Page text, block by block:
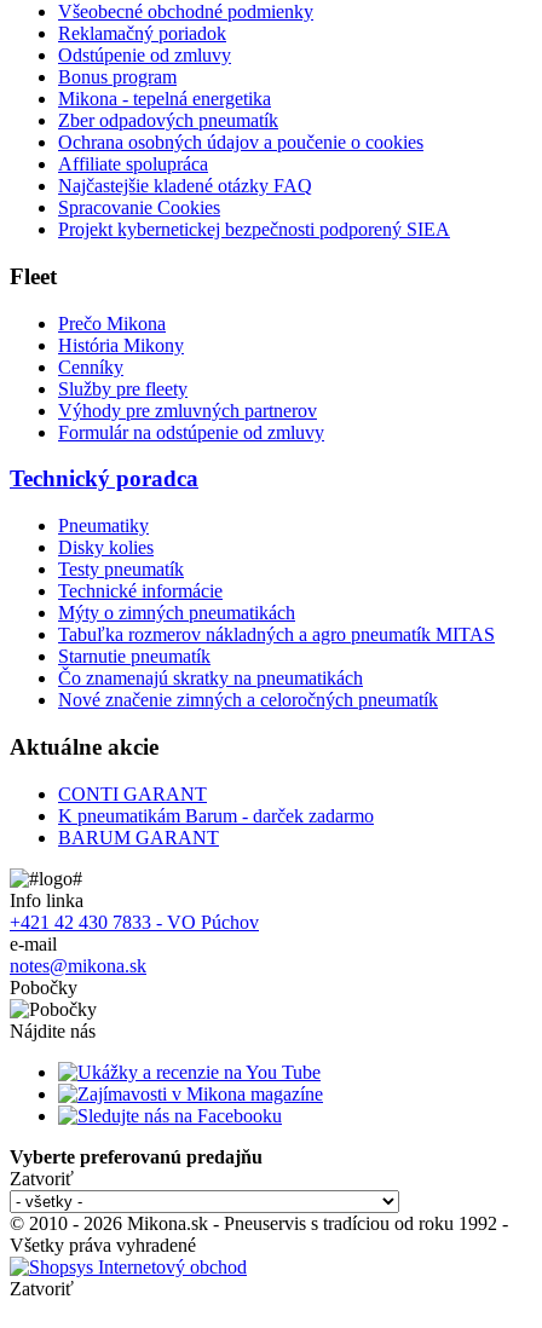
Všeobecné obchodné podmienky
Reklamačný poriadok
Odstúpenie od zmluvy
Bonus program
Mikona - tepelná energetika
Zber odpadových pneumatík
Ochrana osobných údajov a poučenie o cookies
Affiliate spolupráca
Najčastejšie kladené otázky FAQ
Spracovanie Cookies
Projekt kybernetickej bezpečnosti podporený SIEA
Fleet
Prečo Mikona
História Mikony
Cenníky
Služby pre fleety
Výhody pre zmluvných partnerov
Formulár na odstúpenie od zmluvy
Technický poradca
Pneumatiky
Disky kolies
Testy pneumatík
Technické informácie
Mýty o zimných pneumatikách
Tabuľka rozmerov nákladných a agro pneumatík MITAS
Starnutie pneumatík
Čo znamenajú skratky na pneumatikách
Nové značenie zimných a celoročných pneumatík
Aktuálne akcie
CONTI GARANT
K pneumatikám Barum - darček zadarmo
BARUM GARANT
Info linka
+421 42 430 7833 - VO Púchov
e-mail
notes@mikona.sk
Pobočky
Nájdite nás
Vyberte preferovanú predajňu
Zatvoriť
© 2010 - 2026 Mikona.sk - Pneuservis s tradíciou od roku 1992 -
Všetky práva vyhradené
Zatvoriť